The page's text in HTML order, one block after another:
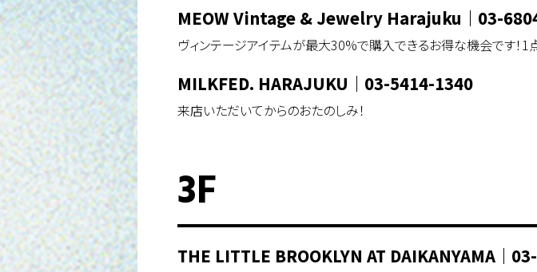
MEOW Vintage & Jewelry Harajuku ｜ 03-
ヴィンテージアイテムが最大30%で購入できるお得な機会です！1
MILKFED. HARAJUKU ｜ 03-5414-1340
来店いただいてからのおたのしみ！
3F
THE LITTLE BROOKLYN AT DAIKANYAMA ｜